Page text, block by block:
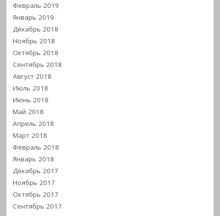
Февраль 2019
Январь 2019
Декабрь 2018
Ноябрь 2018
Октябрь 2018
Сентябрь 2018
Август 2018
Июль 2018
Июнь 2018
Май 2018
Апрель 2018
Март 2018
Февраль 2018
Январь 2018
Декабрь 2017
Ноябрь 2017
Октябрь 2017
Сентябрь 2017